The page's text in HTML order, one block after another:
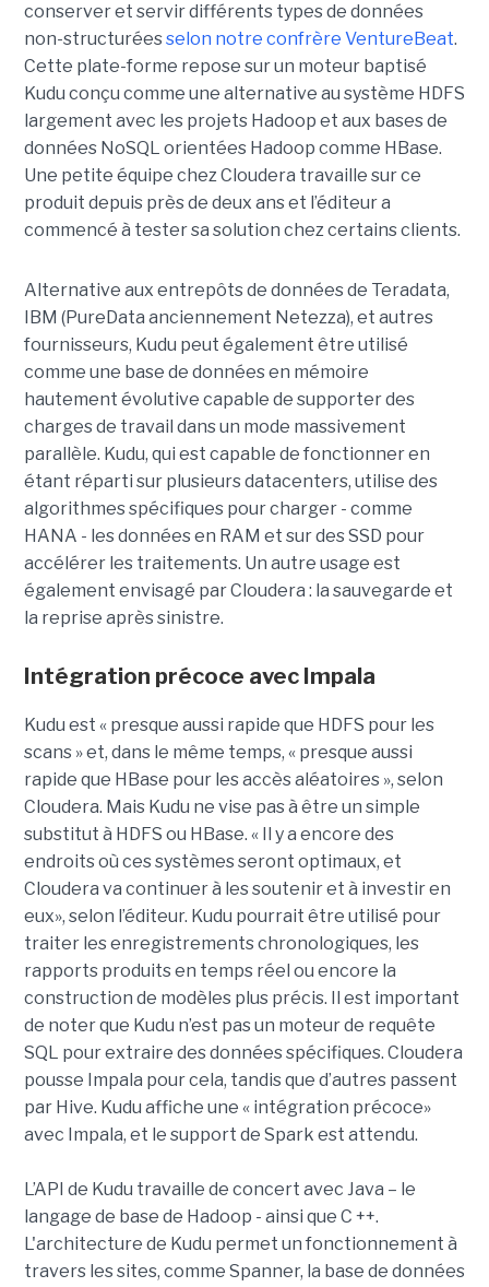
conserver et servir différents types de données
non-structuréesselon notre confrère VentureBeat.
Cette plate-forme repose sur un moteur baptisé
Kudu conçu comme une alternative au système HDFS
largement avec les projets Hadoop et aux bases de
données NoSQL orientées Hadoop comme HBase.
Une petite équipe chez Cloudera travaille sur ce
produit depuis près de deux ans et l’éditeur a
commencé à tester sa solution chez certains clients.
Alternative aux entrepôts de données de Teradata,
IBM (PureData anciennement Netezza), et autres
fournisseurs, Kudu peut également être utilisé
comme une base de données en mémoire
hautement évolutive capable de supporter des
charges de travail dans un mode massivement
parallèle. Kudu, qui est capable de fonctionner en
étant réparti sur plusieurs datacenters, utilise des
algorithmes spécifiques pour charger - comme
HANA - les données en RAM et sur des SSD pour
accélérer les traitements. Un autre usage est
également envisagé par Cloudera : la sauvegarde et
la reprise après sinistre.
Intégration précoce avec Impala
Kudu est « presque aussi rapide que HDFS pour les
scans » et, dans le même temps, « presque aussi
rapide que HBase pour les accès aléatoires », selon
Cloudera. Mais Kudu ne vise pas à être un simple
substitut à HDFS ou HBase. « Il y a encore des
endroits où ces systèmes seront optimaux, et
Cloudera va continuer à les soutenir et à investir en
eux», selon l’éditeur. Kudu pourrait être utilisé pour
traiter les enregistrements chronologiques, les
rapports produits en temps réel ou encore la
construction de modèles plus précis. Il est important
de noter que Kudu n’est pas un moteur de requête
SQL pour extraire des données spécifiques. Cloudera
pousse Impala pour cela, tandis que d’autres passent
par Hive. Kudu affiche une « intégration précoce»
avec Impala, et le support de Spark est attendu.
L’API de Kudu travaille de concert avec Java – le
langage de base de Hadoop - ainsi que C ++.
L'architecture de Kudu permet un fonctionnement à
travers les sites, comme Spanner, la base de données